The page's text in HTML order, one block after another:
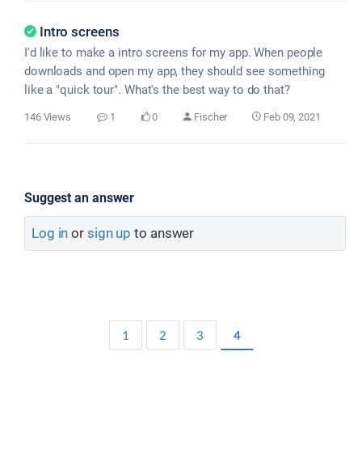
Intro screens
I'd like to make a intro screens for my app. When people
downloads and open my app, they should see something
like a "quick tour". What's the best way to do that?
146 Views 1 0 Fischer Feb 09, 2021
Suggest an answer
Log in or sign up to answer
1 2 3 4